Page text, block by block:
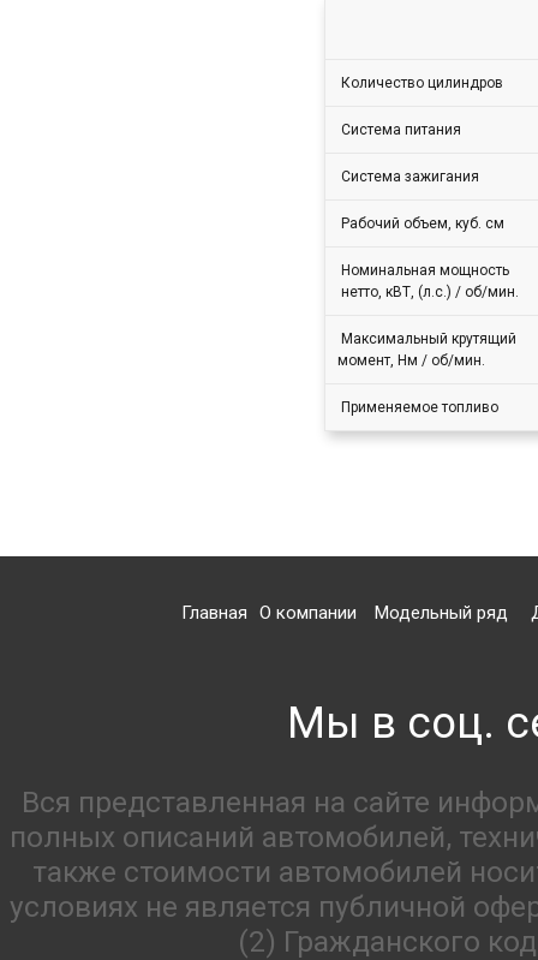
Количество цилиндров
Система питания
Система зажигания
Рабочий объем, куб. см
Номинальная мощность
нетто, кВТ, (л.с.) / об/мин.
Максимальный крутящий
момент, Нм / об/мин.
Применяемое топливо
Главная О компании Модельный ряд
Мы в соц.
Вся представленная на сайте
полных описаний автомобилей,
также стоимости автомобилей
условиях не является публичной
(2) Гражданского